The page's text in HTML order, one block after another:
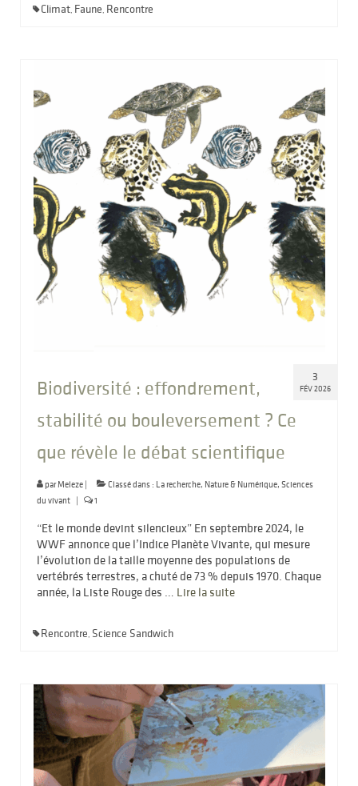
Climat, Faune, Rencontre
3
FÉV 2026
Biodiversité : effondrement,
stabilité ou bouleversement ? Ce
que révèle le débat scientifique
parMeleze | Classé dans : La recherche, Nature & Numérique, Sciences
du vivant | 1
“Et le monde devint silencieux” En septembre 2024, le
WWF annonce que l’Indice Planète Vivante, qui mesure
l’évolution de la taille moyenne des populations de
vertébrés terrestres, a chuté de 73 % depuis 1970. Chaque
année, la Liste Rouge des … Lire la suite­­
Rencontre, Science Sandwich